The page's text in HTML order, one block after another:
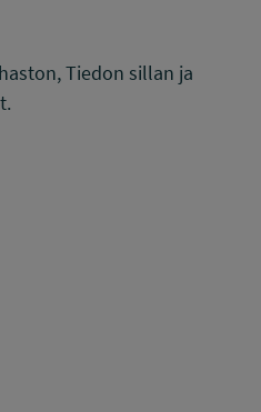
Tiedon sillan ja